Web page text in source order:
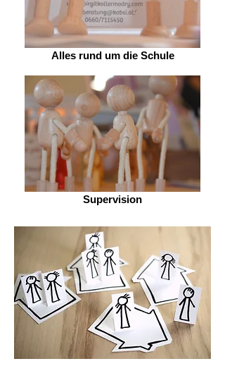
Alles rund um die Schule
Supervision